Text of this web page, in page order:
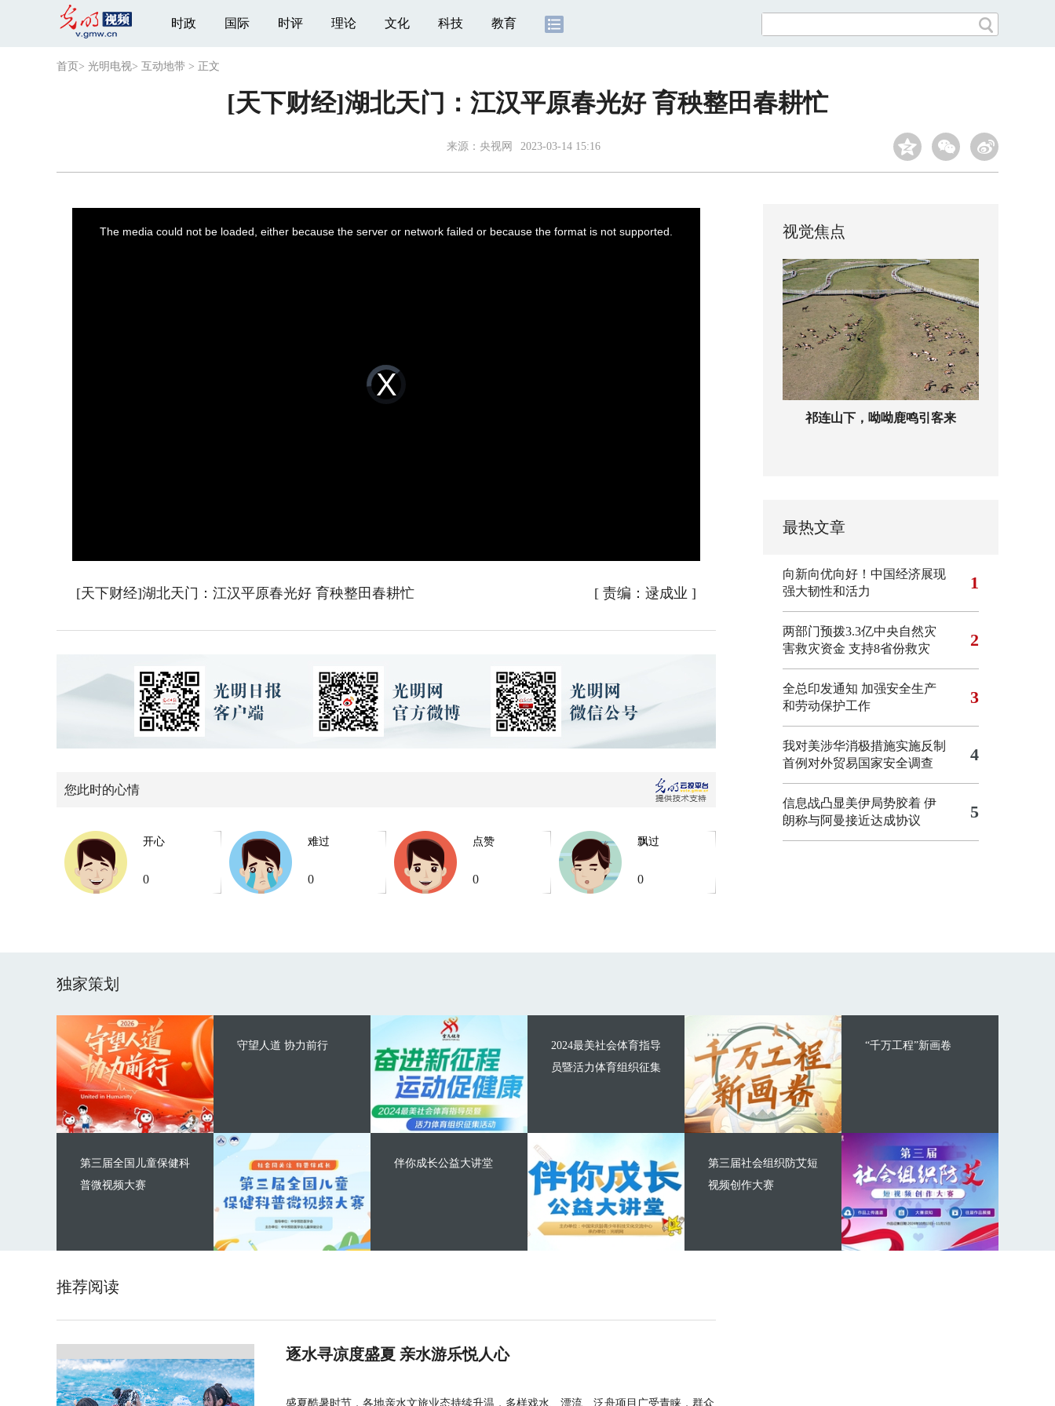
时政 国际 时评 理论 文化 科技 教育
首页 > 光明电视> 互动地带 > 正文
[天下财经]湖北天门：江汉平原春光好 育秧整田春耕忙
来源： 央视网 2023-03-14 15:16
Video
Player
loading.
The media could not be loaded, either because the server or network failed or because the format is not supported.
[天下财经]湖北天门：江汉平原春光好 育秧整田春耕忙 [ 责编：逯成业 ]
您此时的心情
开心
0
难过
0
点赞
0
飘过
0
视觉焦点
祁连山下，呦呦鹿鸣引客来
最热文章
向新向优向好！中国经济展现
强大韧性和活力
1
两部门预拨3.3亿中央自然灾
害救灾资金 支持8省份救灾
2
全总印发通知 加强安全生产
和劳动保护工作
3
我对美涉华消极措施实施反制
首例对外贸易国家安全调查
4
信息战凸显美伊局势胶着 伊
朗称与阿曼接近达成协议
5
独家策划
守望人道 协力前行
第三届全国儿童保健科
普微视频大赛
2024最美社会体育指导
员暨活力体育组织征集
伴你成长公益大讲堂
“千万工程”新画卷
第三届社会组织防艾短
视频创作大赛
推荐阅读
逐水寻凉度盛夏 亲水游乐悦人心
盛夏酷暑时节，各地亲水文旅业态持续升温，多样戏水、漂流、泛舟项目广受青睐，群众